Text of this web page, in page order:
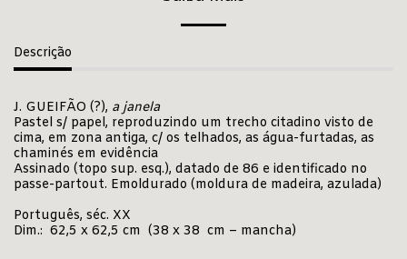
Descrição
J. GUEIFÃO (?), a janela
Pastel s/ papel, reproduzindo um trecho citadino visto de
cima, em zona antiga, c/ os telhados, as água-furtadas, as
chaminés em evidência
Assinado (topo sup. esq.), datado de 86 e identificado no
passe-partout. Emoldurado (moldura de madeira, azulada)
Português, séc. XX
Dim.: 62,5 x 62,5 cm (38 x 38 cm – mancha)